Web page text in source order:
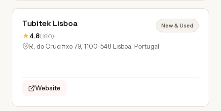
Tubitek Lisboa
★4.8(180)
New & Used
R. do Crucifixo 79, 1100-548 Lisboa, Portugal
Website